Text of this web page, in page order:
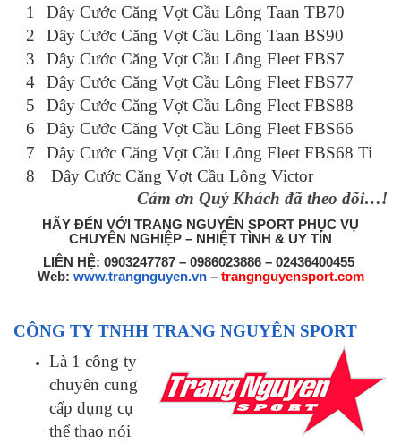
1
Dây Cước Căng Vợt Cầu Lông Taan TB70
2
Dây Cước Căng Vợt Cầu Lông Taan BS90
3
Dây Cước Căng Vợt Cầu Lông Fleet FBS7
4
Dây Cước Căng Vợt Cầu Lông Fleet FBS77
5
Dây Cước Căng Vợt Cầu Lông Fleet FBS88
6
Dây Cước Căng Vợt Cầu Lông Fleet FBS66
7
Dây Cước Căng Vợt Cầu Lông Fleet FBS68 Ti
8
Dây Cước Căng Vợt Cầu Lông Victor
Cảm ơn Quý Khách đã theo dõi…!
HÃY ĐẾN VỚI TRANG NGUYÊN SPORT PHỤC VỤ
CHUYÊN NGHIỆP – NHIỆT TÌNH & UY TÍN
LIÊN HỆ: 0903247787 – 0986023886 – 02436400455
Web: www.trangnguyen.vn– trangnguyensport.com
CÔNG TY TNHH TRANG NGUYÊN SPORT
Là 1 công ty
chuyên cung
cấp dụng cụ
thể thao nói